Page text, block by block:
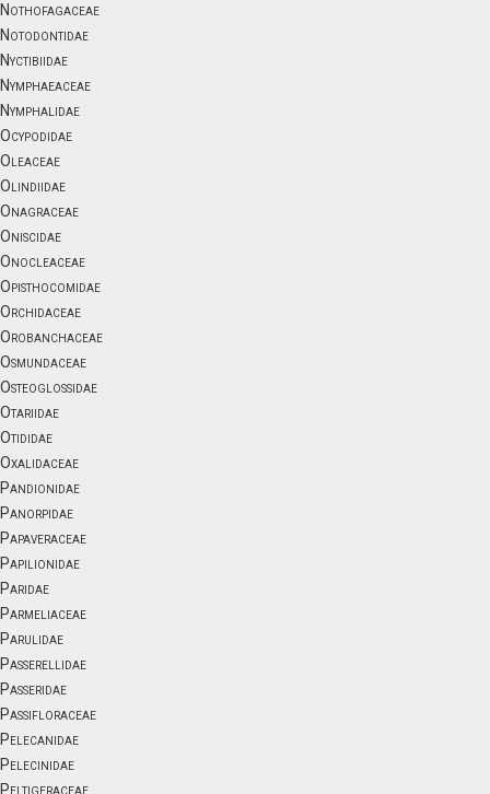
Nothofagaceae
Notodontidae
Nyctibiidae
Nymphaeaceae
Nymphalidae
Ocypodidae
Oleaceae
Olindiidae
Onagraceae
Oniscidae
Onocleaceae
Opisthocomidae
Orchidaceae
Orobanchaceae
Osmundaceae
Osteoglossidae
Otariidae
Otididae
Oxalidaceae
Pandionidae
Panorpidae
Papaveraceae
Papilionidae
Paridae
Parmeliaceae
Parulidae
Passerellidae
Passeridae
Passifloraceae
Pelecanidae
Pelecinidae
Peltigeraceae